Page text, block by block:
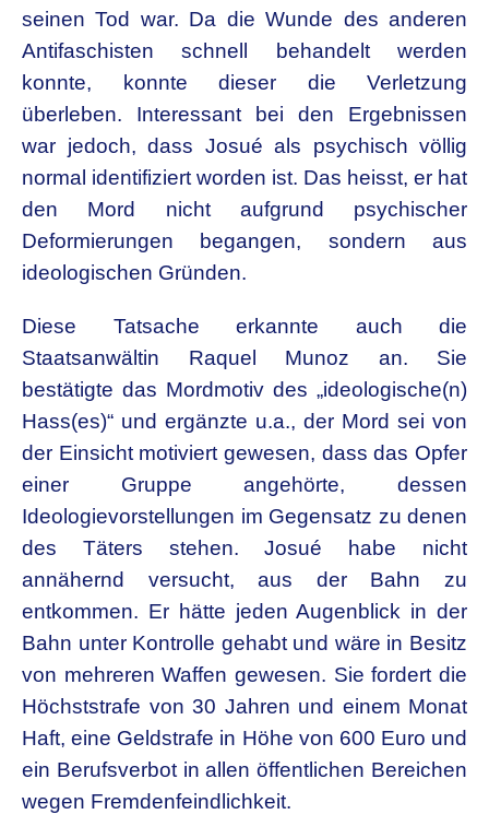
seinen Tod war. Da die Wunde des anderen
Antifaschisten schnell behandelt werden
konnte, konnte dieser die Verletzung
überleben. Interessant bei den Ergebnissen
war jedoch, dass Josué als psychisch völlig
normal identifiziert worden ist. Das heisst, er hat
den Mord nicht aufgrund psychischer
Deformierungen begangen, sondern aus
ideologischen Gründen.
Diese Tatsache erkannte auch die
Staatsanwältin Raquel Munoz an. Sie
bestätigte das Mordmotiv des „ideologische(n)
Hass(es)“ und ergänzte u.a., der Mord sei von
der Einsicht motiviert gewesen, dass das Opfer
einer Gruppe angehörte, dessen
Ideologievorstellungen im Gegensatz zu denen
des Täters stehen. Josué habe nicht
annähernd versucht, aus der Bahn zu
entkommen. Er hätte jeden Augenblick in der
Bahn unter Kontrolle gehabt und wäre in Besitz
von mehreren Waffen gewesen. Sie fordert die
Höchststrafe von 30 Jahren und einem Monat
Haft, eine Geldstrafe in Höhe von 600 Euro und
ein Berufsverbot in allen öffentlichen Bereichen
wegen Fremdenfeindlichkeit.